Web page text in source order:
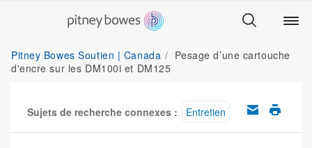
Pitney Bowes Soutien | Canada
Pesage d’une cartouche
d'encre sur les DM100i et DM125
Sujets de recherche connexes : Entretien